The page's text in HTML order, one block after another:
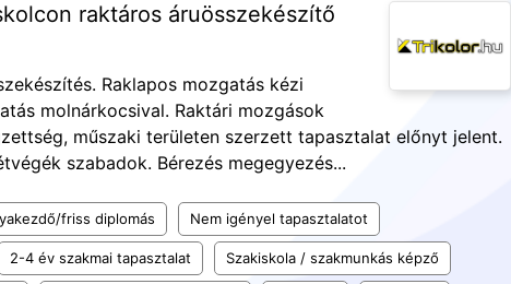
raktáros áruösszekészítő
Raklapos mozgatás kézi
molnárkocsival. Raktári mozgások
műszaki területen szerzett tapasztalat előnyt jelent.
szabadok. Bérezés megegyezés...
friss diplomás Nem igényel tapasztalatot
2-4 év szakmai tapasztalat Szakiskola / szakmunkás képző